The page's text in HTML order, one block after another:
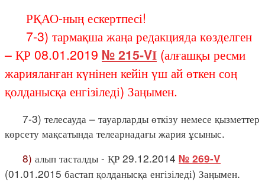
РҚАО-ның ескертпесі!
7-3) тармақша жаңа редакцияда көзделген
– ҚР 08.01.2019 № 215-VІ (алғашқы ресми
жарияланған күнінен кейін үш ай өткен соң
қолданысқа енгізіледі) Заңымен.
7-3) телесауда – тауарларды өткізу немесе қызметтер
көрсету мақсатында телеарнадағы жария ұсыныс.
8) алып тасталды - ҚР 29.12.2014 № 269-V
(01.01.2015 бастап қолданысқа енгізіледі) Заңымен.